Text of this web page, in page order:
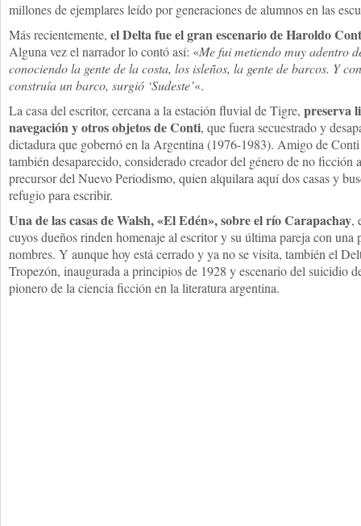
millones de ejemplares leído por generaciones de alumnos en las
Más recientemente, el Delta fue el gran escenario de Haroldo
Alguna vez el narrador lo contó así: «Me fui metiendo muy adentro
conociendo la gente de la costa, los isleños, la gente de barcos. Y
construía un barco, surgió ‘Sudeste’«.
La casa del escritor, cercana a la estación fluvial de Tigre, preserva
navegación y otros objetos de Conti, que fuera secuestrado y
dictadura que gobernó en la Argentina (1976-1983). Amigo de
también desaparecido, considerado creador del género de no ficción
precursor del Nuevo Periodismo, quien alquilara aquí dos casas y
refugio para escribir.
Una de las casas de Walsh, «El Edén», sobre el río Carapachay,
cuyos dueños rinden homenaje al escritor y su última pareja con una
nombres. Y aunque hoy está cerrado y ya no se visita, también el
Tropezón, inaugurada a principios de 1928 y escenario del suicidio
pionero de la ciencia ficción en la literatura argentina.